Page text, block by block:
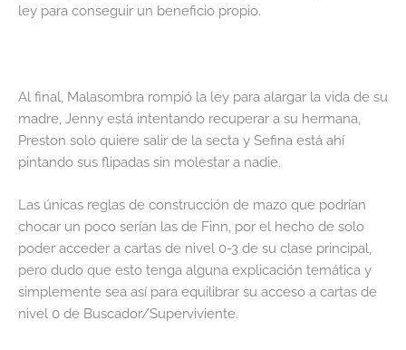
ley para conseguir un beneficio propio.
Al final, Malasombra rompió la ley para alargar la vida de su
madre, Jenny está intentando recuperar a su hermana,
Preston solo quiere salir de la secta y Sefina está ahí
pintando sus flipadas sin molestar a nadie.
Las únicas reglas de construcción de mazo que podrían
chocar un poco serían las de Finn, por el hecho de solo
poder acceder a cartas de nivel 0-3 de su clase principal,
pero dudo que esto tenga alguna explicación temática y
simplemente sea así para equilibrar su acceso a cartas de
nivel 0 de Buscador/Superviviente.